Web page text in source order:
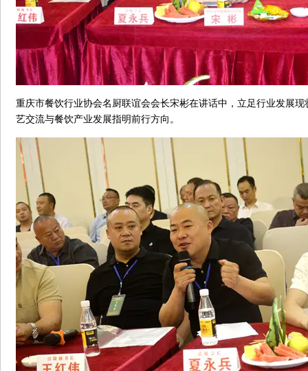
重庆市餐饮行业协会名厨联谊会会长宋彬在讲话中，立足行业发展
艺交流与餐饮产业发展指明前行方向。